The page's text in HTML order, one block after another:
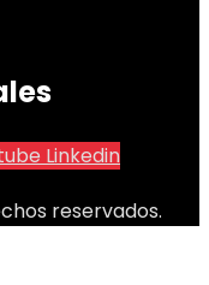
Linkedin
reservados.